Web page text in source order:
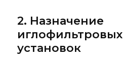
2. Назначение
иглофильтровых
установок